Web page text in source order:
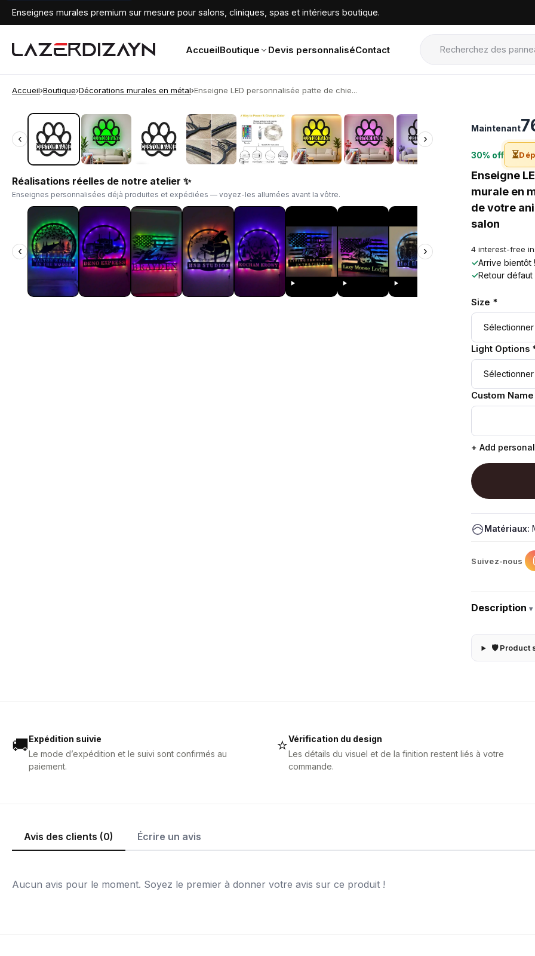
Enseignes murales premium sur mesure pour salons, cliniques, spas et intérieurs boutique.
AccueilBoutique Devis personnaliséContact
Accueil›Boutique›Décorations murales en métal›Enseigne LED personnalisée patte de chie...
‹ ›
‹ ›
Réalisations réelles de notre atelier ✨
Enseignes personnalisées déjà produites et expédiées — voyez-les allumées avant la vôtre.
‹ ›
Maintenant
30% off ⏳
Enseigne
murale en
de votre
salon
4 interest-free
✓Arrive bientôt
✓Retour
Size *
Light Options
Custom
+ Add
Matériaux:
Suivez-nous
Description▾
🛡 Product
🚚Expédition suivie
Le mode d’expédition et le suivi sont confirmés au
paiement.
⭐Vérification du design
Les détails du visuel et de la finition restent liés à votre
commande.
Avis des clients (0) Écrire un avis
Aucun avis pour le moment. Soyez le premier à donner votre avis sur ce produit !